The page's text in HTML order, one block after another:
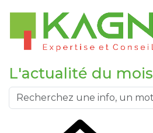
L'actualité du mois